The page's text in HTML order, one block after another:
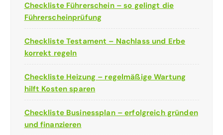
Checkliste Führerschein – so gelingt die
Führerscheinprüfung
Checkliste Testament – Nachlass und Erbe
korrekt regeln
Checkliste Heizung – regelmäßige Wartung
hilft Kosten sparen
Checkliste Businessplan – erfolgreich gründen
und finanzieren